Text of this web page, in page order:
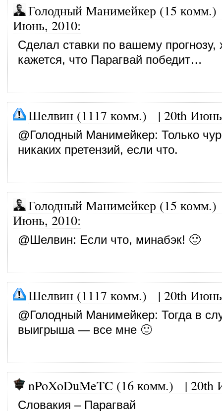
Голодный Манимейкер (15 комм.)
Июнь, 2010:
Сделал ставки по вашему прогнозу,
кажется, что Парагвай победит…
Шелвин (1117 комм.) | 20th
@Голодный Манимейкер: Только
никаких претензий, если что.
Голодный Манимейкер (15 комм.)
Июнь, 2010:
@Шелвин: Если что, минабэк! 🙂
Шелвин (1117 комм.) | 20th
@Голодный Манимейкер: Тогда в
выигрыша — все мне 🙂
nPoXoDuMeTC (16 комм.) | 20th
Словакия – Парагвай